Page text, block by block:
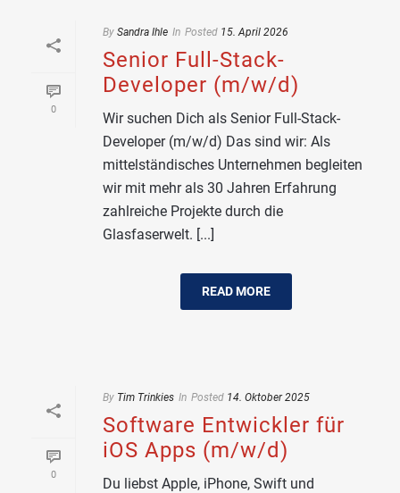
0
By Sandra Ihle In Posted 15. April 2026
Senior Full-Stack-
Developer (m/w/d)
Wir suchen Dich als Senior Full-Stack-
Developer (m/w/d) Das sind wir: Als
mittelständisches Unternehmen begleiten
wir mit mehr als 30 Jahren Erfahrung
zahlreiche Projekte durch die
Glasfaserwelt. [...]
READ MORE
0
By Tim Trinkies In Posted 14. Oktober 2025
Software Entwickler für
iOS Apps (m/w/d)
Du liebst Apple, iPhone, Swift und